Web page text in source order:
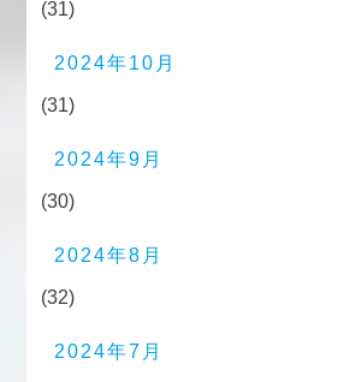
(31)
2024年10月
(31)
2024年9月
(30)
2024年8月
(32)
2024年7月